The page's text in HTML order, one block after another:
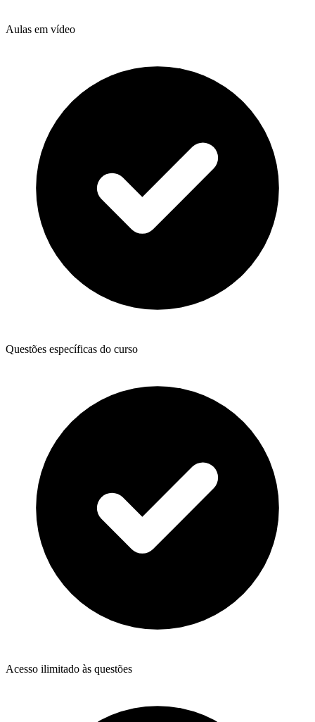
Aulas em vídeo
Questões específicas do curso
Acesso ilimitado às questões